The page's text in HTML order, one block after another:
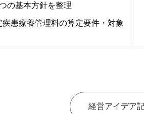
の基本方針を整理
疾患療養管理料の算定要件・対象
経営アイデア